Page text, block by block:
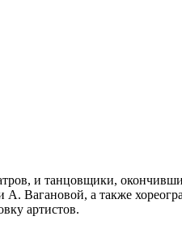
и танцовщики,
А. Вагановой, а также
артистов.